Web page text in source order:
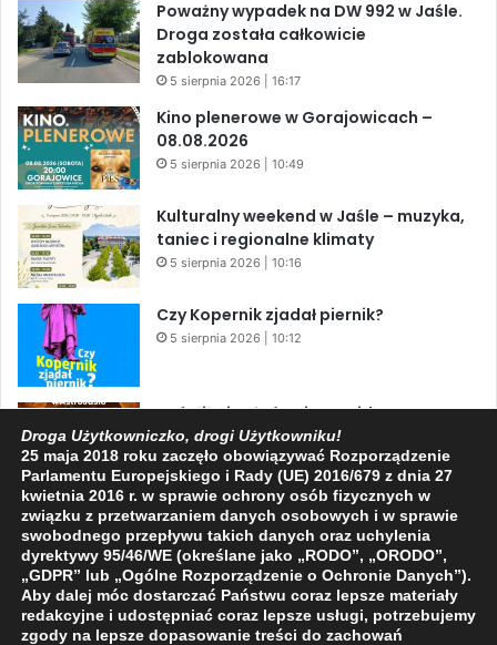
Poważny wypadek na DW 992 w Jaśle.
Droga została całkowicie
zablokowana
5 sierpnia 2026 | 16:17
Kino plenerowe w Gorajowicach –
08.08.2026
5 sierpnia 2026 | 10:49
Kulturalny weekend w Jaśle – muzyka,
taniec i regionalne klimaty
5 sierpnia 2026 | 10:16
Czy Kopernik zjadał piernik?
5 sierpnia 2026 | 10:12
Zaćmienie Słońca i Perseidy. Dwa
niesamowite zjawiska astronomiczne
w ciągu jednego dnia!
3 sierpnia 2026 | 15:39
Facebook
X YouTube
Droga Użytkowniczko, drogi Użytkowniku!
25 maja 2018 roku zaczęło obowiązywać Rozporządzenie
Parlamentu Europejskiego i Rady (UE) 2016/679 z dnia 27
kwietnia 2016 r. w sprawie ochrony osób fizycznych w
związku z przetwarzaniem danych osobowych i w sprawie
swobodnego przepływu takich danych oraz uchylenia
dyrektywy 95/46/WE (określane jako „RODO”, „ORODO”,
„GDPR” lub „Ogólne Rozporządzenie o Ochronie Danych”).
Aby dalej móc dostarczać Państwu coraz lepsze materiały
redakcyjne i udostępniać coraz lepsze usługi, potrzebujemy
zgody na lepsze dopasowanie treści do zachowań